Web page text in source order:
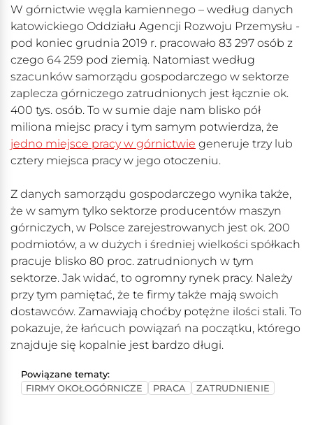
W górnictwie węgla kamiennego – według danych
katowickiego Oddziału Agencji Rozwoju Przemysłu -
pod koniec grudnia 2019 r. pracowało 83 297 osób z
czego 64 259 pod ziemią. Natomiast według
szacunków samorządu gospodarczego w sektorze
zaplecza górniczego zatrudnionych jest łącznie ok.
400 tys. osób. To w sumie daje nam blisko pół
miliona miejsc pracy i tym samym potwierdza, że
jedno miejsce pracy w górnictwie generuje trzy lub
cztery miejsca pracy w jego otoczeniu.
Z danych samorządu gospodarczego wynika także,
że w samym tylko sektorze producentów maszyn
górniczych, w Polsce zarejestrowanych jest ok. 200
podmiotów, a w dużych i średniej wielkości spółkach
pracuje blisko 80 proc. zatrudnionych w tym
sektorze. Jak widać, to ogromny rynek pracy. Należy
przy tym pamiętać, że te firmy także mają swoich
dostawców. Zamawiają choćby potężne ilości stali. To
pokazuje, że łańcuch powiązań na początku, którego
znajduje się kopalnie jest bardzo długi.
Powiązane tematy:
FIRMY OKOŁOGÓRNICZE
PRACA ZATRUDNIENIE